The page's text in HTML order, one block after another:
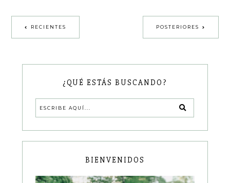
RECIENTES POSTERIORES
¿QUÉ ESTÁS BUSCANDO?
BIENVENIDOS